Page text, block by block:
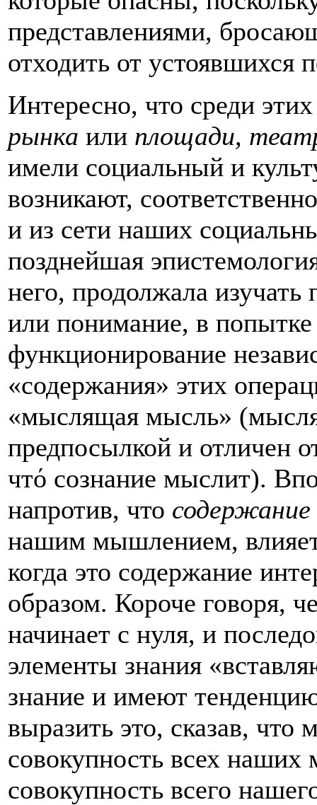
представлениями,
отходить от устоявшихся
Интересно, что среди
рынка или площади,
имели социальный и
возникают,
и из сети наших
позднейшая
него, продолжала
или понимание, в
функционирование
«содержания» этих
«мыслящая мысль»
предпосылкой и отличен
чтό сознание мыслит).
напротив, что содержание
нашим мышлением,
когда это содержание
образом. Короче говоря,
начинает с нуля, и
элементы знания
знание и имеют
выразить это, сказав,
совокупность всех наших
совокупность всего